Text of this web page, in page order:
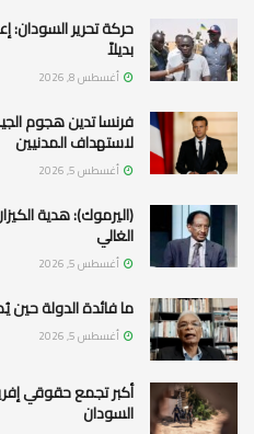
حركة تحرير السودان:
بديلاً
أغسطس 8, 2026
فرنسا تدين هجوم
لاستهداف المدنيين
أغسطس 5, 2026
(اليرموك): هدية
الغالي
أغسطس 5, 2026
ما فائدة الدولة حين
أغسطس 5, 2026
أكبر تجمع حقوقي
السودان